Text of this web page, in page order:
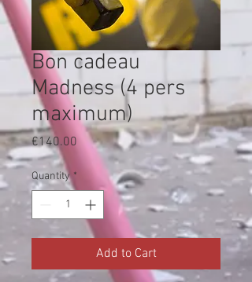
Bon cadeau
Madness (4 pers
maximum)
€140.00 Price
Quantity *
Add to Cart